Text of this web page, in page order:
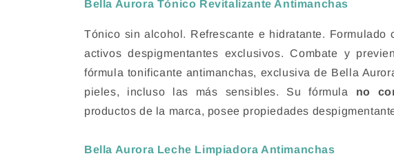
Bella Aurora Tónico Revitalizante Antimanchas
Tónico sin alcohol. Refrescante e hidratante. Formulado
activos despigmentantes exclusivos. Combate y
fórmula tonificante antimanchas, exclusiva de Bella
pieles, incluso las más sensibles. Su fórmula no
productos de la marca, posee propiedades
Bella Aurora Leche Limpiadora Antimanchas